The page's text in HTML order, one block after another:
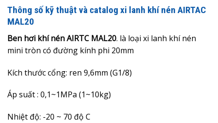
Thông số kỹ thuật và catalog xi lanh khí nén AIRTAC
MAL20
Ben hơi khí nén AIRTC MAL20. là loại xi lanh khí nén
mini tròn có đường kính phi 20mm
Kích thước cổng: ren 9,6mm (G1/8)
Áp suất : 0,1~1MPa (1~10kg)
Nhiệt độ: -20 ~ 70 độ C